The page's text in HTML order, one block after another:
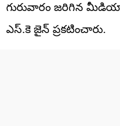
గురువారం జరిగిన
ఎస్.కె జైన్ ప్రకటించారు.